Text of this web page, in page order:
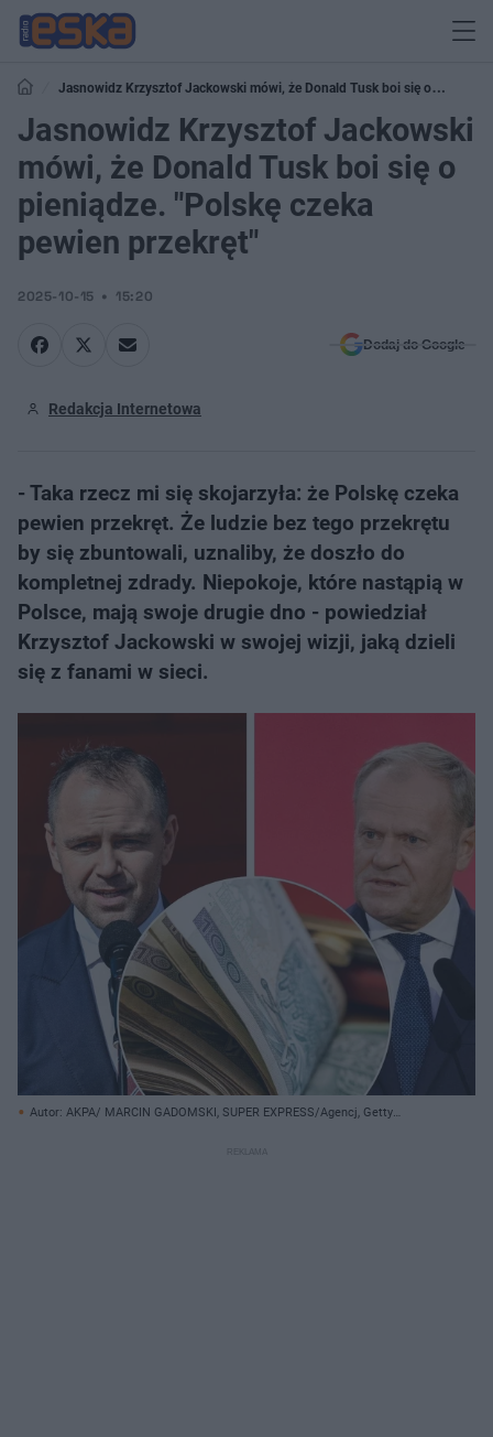
Jasnowidz Krzysztof Jackowski mówi, że Donald Tusk boi się o
pieniądze. "Polskę czeka pewien przekręt"
Jasnowidz Krzysztof Jackowski
mówi, że Donald Tusk boi się o
pieniądze. "Polskę czeka
pewien przekręt"
2025-10-15 15:20
Dodaj do Google
Redakcja Internetowa
- Taka rzecz mi się skojarzyła: że Polskę czeka
pewien przekręt. Że ludzie bez tego przekrętu
by się zbuntowali, uznaliby, że doszło do
kompletnej zdrady. Niepokoje, które nastąpią w
Polsce, mają swoje drugie dno - powiedział
Krzysztof Jackowski w swojej wizji, jaką dzieli
się z fanami w sieci.
Autor: AKPA/ MARCIN GADOMSKI, SUPER EXPRESS/Agencj, Getty